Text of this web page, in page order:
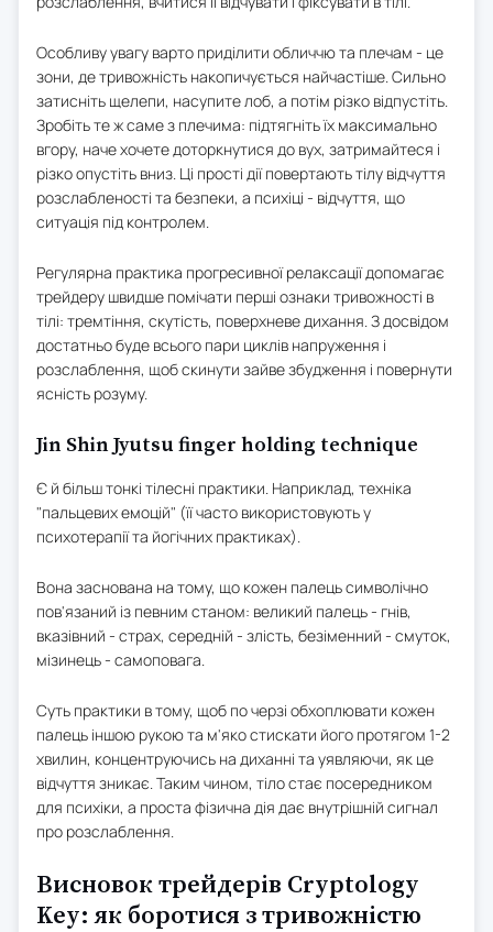
Особливу увагу варто приділити обличчю та плечам - це
зони, де тривожність накопичується найчастіше. Сильно
затисніть щелепи, насупите лоб, а потім різко відпустіть.
Зробіть те ж саме з плечима: підтягніть їх максимально
вгору, наче хочете доторкнутися до вух, затримайтеся і
різко опустіть вниз. Ці прості дії повертають тілу відчуття
розслабленості та безпеки, а психіці - відчуття, що
ситуація під контролем.
Регулярна практика прогресивної релаксації допомагає
трейдеру швидше помічати перші ознаки тривожності в
тілі: тремтіння, скутість, поверхневе дихання. З досвідом
достатньо буде всього пари циклів напруження і
розслаблення, щоб скинути зайве збудження і повернути
ясність розуму.
Jin Shin Jyutsu finger holding technique
Є й більш тонкі тілесні практики. Наприклад, техніка
"пальцевих емоцій" (її часто використовують у
психотерапії та йогічних практиках).
Вона заснована на тому, що кожен палець символічно
пов'язаний із певним станом: великий палець - гнів,
вказівний - страх, середній - злість, безіменний - смуток,
мізинець - самоповага.
Суть практики в тому, щоб по черзі обхоплювати кожен
палець іншою рукою та м'яко стискати його протягом 1-2
хвилин, концентруючись на диханні та уявляючи, як це
відчуття зникає. Таким чином, тіло стає посередником
для психіки, а проста фізична дія дає внутрішній сигнал
про розслаблення.
Висновок трейдерів Cryptology
Key: як боротися з тривожністю